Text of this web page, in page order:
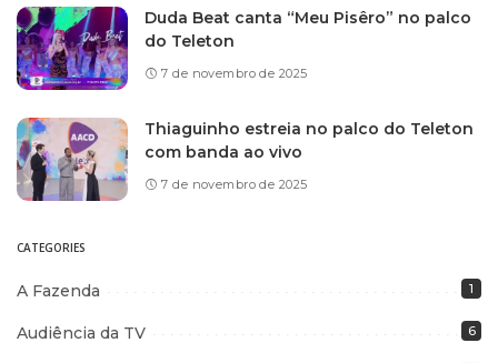
Duda Beat canta “Meu Pisêro” no palco
do Teleton
7 de novembro de 2025
Thiaguinho estreia no palco do Teleton
com banda ao vivo
7 de novembro de 2025
CATEGORIES
A Fazenda 1
Audiência da TV 6